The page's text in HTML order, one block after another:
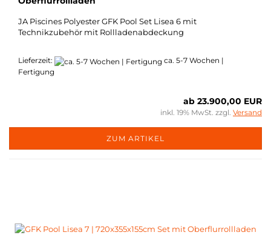
JA Piscines Polyester GFK Pool Set Lisea 6 mit
Technikzubehör mit Rollladenabdeckung
Lieferzeit:
ca. 5-7 Wochen |
Fertigung
ab 23.900,00 EUR
inkl. 19% MwSt. zzgl. Versand
ZUM ARTIKEL